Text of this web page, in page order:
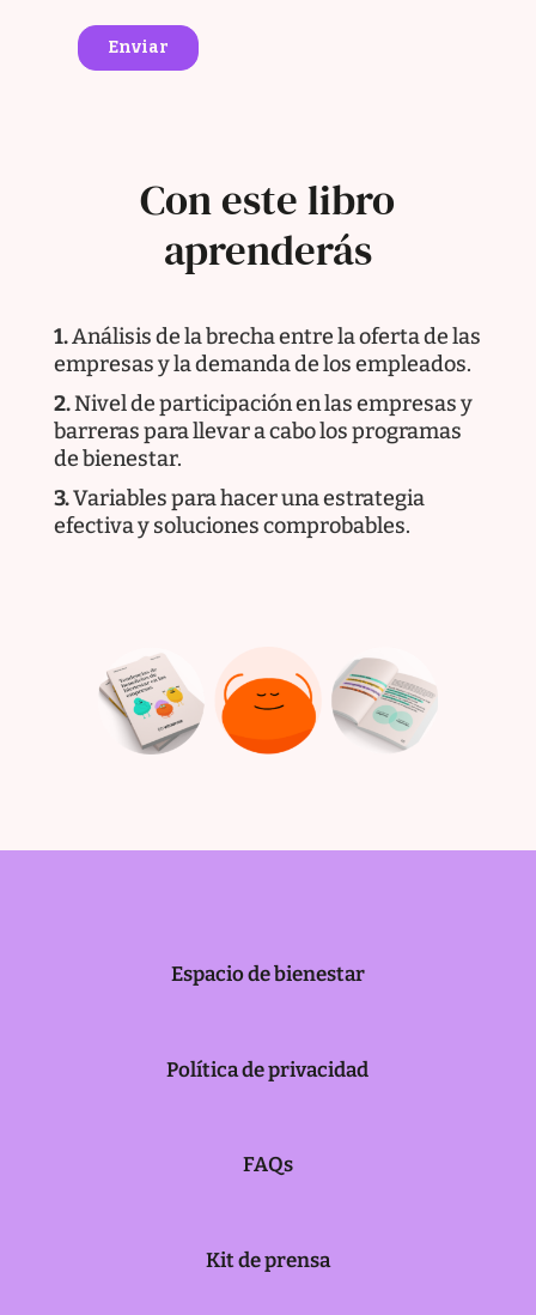
Con este libro
aprenderás
1.Análisis de la brecha entre la oferta de las
empresas y la demanda de los empleados.
2.Nivel de participación en las empresas y
barreras para llevar a cabo los programas
de bienestar.
3.Variables para hacer una estrategia
efectiva y soluciones comprobables.
Espacio de bienestar
Política de privacidad
FAQs
Kit de prensa